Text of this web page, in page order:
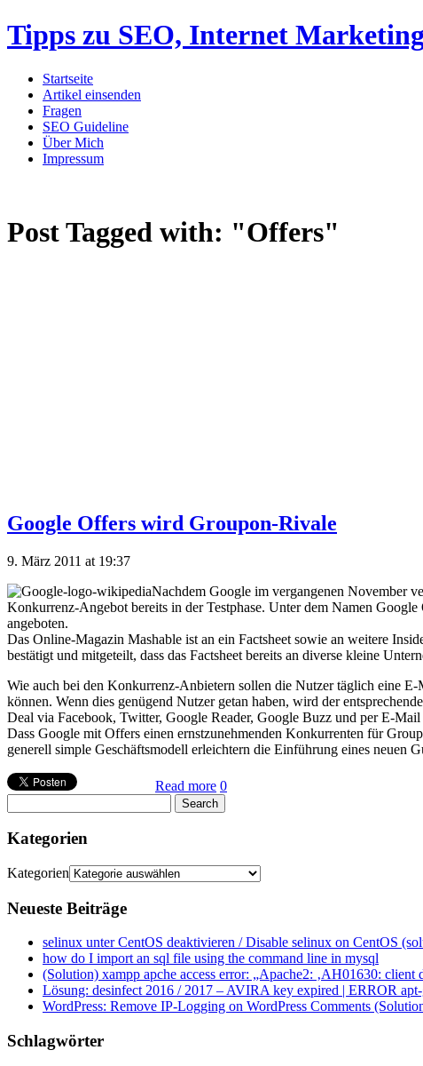
Tipps zu SEO, Internet
Startseite
Artikel einsenden
Fragen
SEO Guideline
Über Mich
Impressum
Post Tagged with: "Offers"
Google Offers wird Groupon-Rivale
9. März 2011 at 19:37
Nachdem Google im vergangenen November
Konkurrenz-Angebot bereits in der Testphase. Unter dem Namen
angeboten.
Das Online-Magazin Mashable ist an ein Factsheet sowie an weitere
bestätigt und mitgeteilt, dass das Factsheet bereits an diverse kleine
Wie auch bei den Konkurrenz-Anbietern sollen die Nutzer täglich eine
können. Wenn dies genügend Nutzer getan haben, wird der
Deal via Facebook, Twitter, Google Reader, Google Buzz und per E-
Dass Google mit Offers einen ernstzunehmenden Konkurrenten für
generell simple Geschäftsmodell erleichtern die Einführung eines neuen
Read more 0
Kategorien
Kategorien
Neueste Beiträge
selinux unter CentOS deaktivieren / Disable selinux on CentOS
how do I import an sql file using the command line in mysql
(Solution) xampp apche access error: „Apache2: ‚AH01630: client
Lösung: desinfect 2016 / 2017 – AVIRA key expired | ERROR
WordPress: Remove IP-Logging on WordPress Comments
Schlagwörter